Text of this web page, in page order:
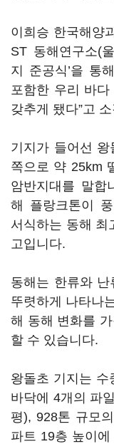
이희승 한국해양
ST 동해연구소(
지 준공식’을 통
포함한 우리 바
갖추게 됐다”고
기지가 들어선
쪽으로 약 25km
암반지대를 말합
해 플랑크톤이
서식하는 동해 최
고입니다.
동해는 한류와
뚜렷하게 나타나
해 동해 변화를
할 수 있습니다.
왕돌초 기지는 수
바닥에 4개의 파
평), 928톤 규모
파트 19층 높이